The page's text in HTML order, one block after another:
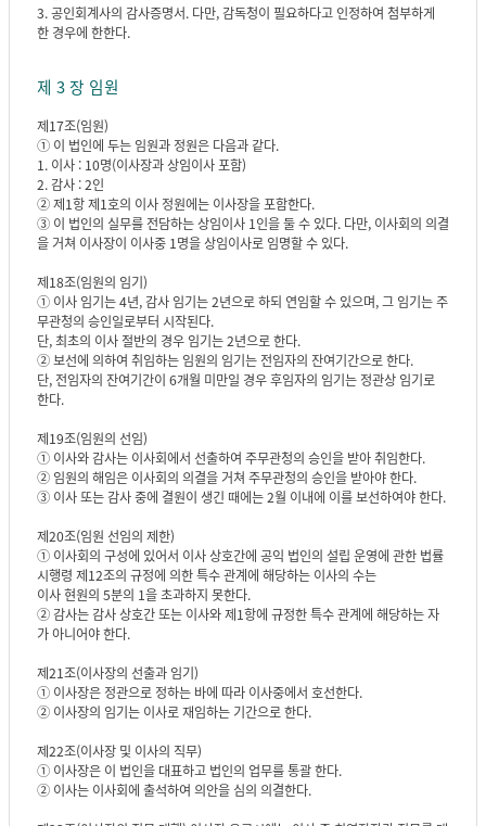
3. 공인회계사의 감사증명서. 다만, 감독청이 필요하다고 인정하여 첨부하게
한 경우에 한한다.
제 3 장 임원
제17조(임원)
① 이 법인에 두는 임원과 정원은 다음과 같다.
1. 이사 : 10명(이사장과 상임이사 포함)
2. 감사 : 2인
② 제1항 제1호의 이사 정원에는 이사장을 포함한다.
③ 이 법인의 실무를 전담하는 상임이사 1인을 둘 수 있다. 다만, 이사회의 의결
을 거쳐 이사장이 이사중 1명을 상임이사로 임명할 수 있다.
제18조(임원의 임기)
① 이사 임기는 4년, 감사 임기는 2년으로 하되 연임할 수 있으며, 그 임기는 주
무관청의 승인일로부터 시작된다.
단, 최초의 이사 절반의 경우 임기는 2년으로 한다.
② 보선에 의하여 취임하는 임원의 임기는 전임자의 잔여기간으로 한다.
단, 전임자의 잔여기간이 6개월 미만일 경우 후임자의 임기는 정관상 임기로
한다.
제19조(임원의 선임)
① 이사와 감사는 이사회에서 선출하여 주무관청의 승인을 받아 취임한다.
② 임원의 해임은 이사회의 의결을 거쳐 주무관청의 승인을 받아야 한다.
③ 이사 또는 감사 중에 결원이 생긴 때에는 2월 이내에 이를 보선하여야 한다.
제20조(임원 선임의 제한)
① 이사회의 구성에 있어서 이사 상호간에 공익 법인의 설립 운영에 관한 법률
시행령 제12조의 규정에 의한 특수 관계에 해당하는 이사의 수는
이사 현원의 5분의 1을 초과하지 못한다.
② 감사는 감사 상호간 또는 이사와 제1항에 규정한 특수 관계에 해당하는 자
가 아니어야 한다.
제21조(이사장의 선출과 임기)
① 이사장은 정관으로 정하는 바에 따라 이사중에서 호선한다.
② 이사장의 임기는 이사로 재임하는 기간으로 한다.
제22조(이사장 및 이사의 직무)
① 이사장은 이 법인을 대표하고 법인의 업무를 통괄 한다.
② 이사는 이사회에 출석하여 의안을 심의 의결한다.